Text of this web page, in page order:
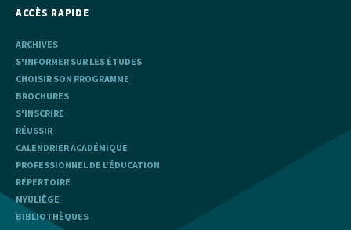
ACCÈS RAPIDE
ARCHIVES
S'INFORMER SUR LES ÉTUDES
CHOISIR SON PROGRAMME
BROCHURES
S'INSCRIRE
RÉUSSIR
CALENDRIER ACADÉMIQUE
PROFESSIONNEL DE L'ÉDUCATION
RÉPERTOIRE
MYULIÈGE
BIBLIOTHÈQUES